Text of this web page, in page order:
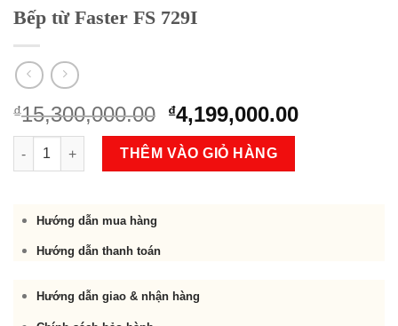
Bếp từ Faster FS 729I
₫15,300,000.00 Original
price
was:
₫15,300,000.00.
₫4,199,000.00Current
Bếp từ Faster FS 729I số lượng
THÊM VÀO GIỎ HÀNG
Hướng dẫn mua hàng
Hướng dẫn thanh toán
Hướng dẫn giao & nhận hàng